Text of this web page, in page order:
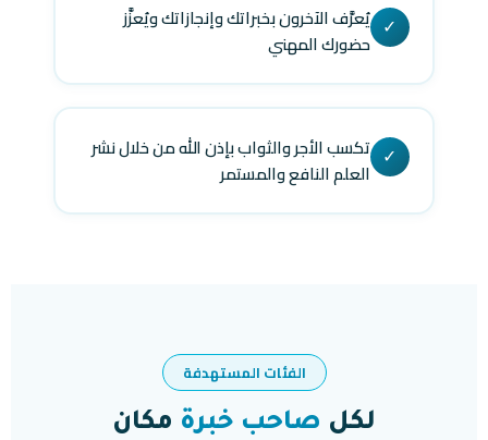
✓ يُعرَّف الآخرون بخبراتك وإنجازاتك ويُعزَّز
حضورك المهني
✓ تكسب الأجر والثواب بإذن الله من خلال نشر
العلم النافع والمستمر
الفئات المستهدفة
لكل صاحب خبرة مكان